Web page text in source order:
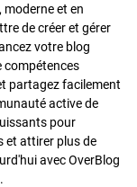
moderne et en
de créer et gérer
votre blog
compétences
partagez facilement
active de
pour
et attirer plus de
avec OverBlog